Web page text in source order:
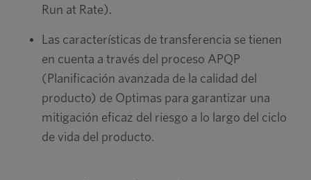
Run at Rate).
Las características de transferencia se tienen
en cuenta a través del proceso APQP
(Planificación avanzada de la calidad del
producto) de Optimas para garantizar una
mitigación eficaz del riesgo a lo largo del ciclo
de vida del producto.